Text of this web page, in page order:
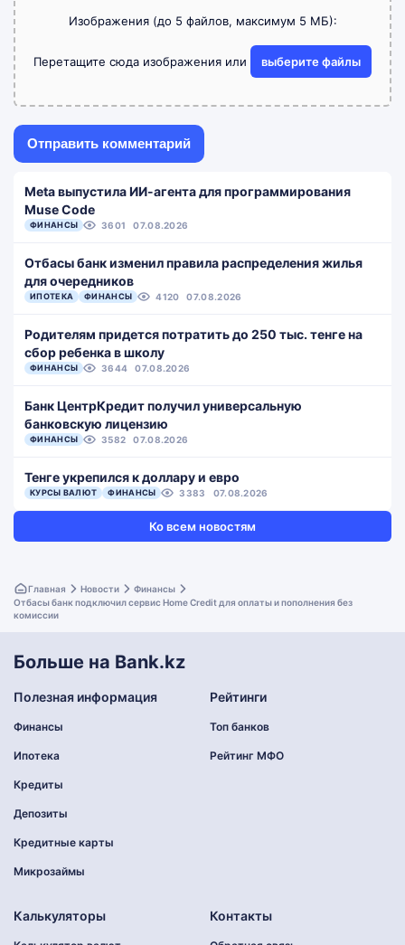
Изображения (до 5 файлов, максимум 5 МБ):
Перетащите сюда изображения или выберите файлы
Meta выпустила ИИ-агента для программирования
Muse Code
ФИНАНСЫ 3601 07.08.2026
Отбасы банк изменил правила распределения жилья
для очередников
ИПОТЕКА ФИНАНСЫ 4120 07.08.2026
Родителям придется потратить до 250 тыс. тенге на
сбор ребенка в школу
ФИНАНСЫ 3644 07.08.2026
Банк ЦентрКредит получил универсальную
банковскую лицензию
ФИНАНСЫ 3582 07.08.2026
Тенге укрепился к доллару и евро
КУРСЫ ВАЛЮТ ФИНАНСЫ 3383 07.08.2026
Ко всем новостям
Главная Новости
Финансы
Отбасы банк подключил сервис Home Credit для оплаты и пополнения без
комиссии
Больше на Bank.kz
Полезная информация
Финансы
Ипотека
Кредиты
Депозиты
Кредитные карты
Микрозаймы
Рейтинги
Топ банков
Рейтинг МФО
Калькуляторы Контакты